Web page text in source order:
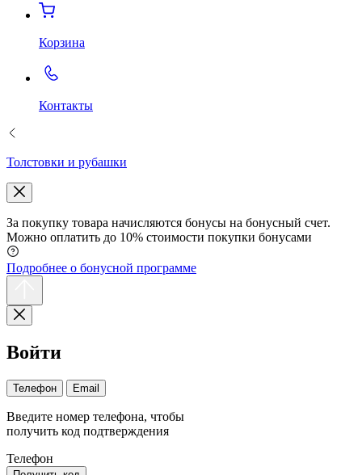
Корзина
Контакты
Толстовки и рубашки
За покупку товара начисляются бонусы на бонусный счет.
Можно оплатить до 10% стоимости покупки бонусами
Подробнее о бонусной программе
Войти
Телефон Email
Введите номер телефона, чтобы
получить код подтверждения
Телефон